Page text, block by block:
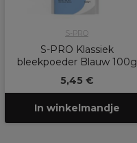
S-PRO
S-PRO Klassiek
bleekpoeder Blauw 100g
5,45 €
In winkelmandje